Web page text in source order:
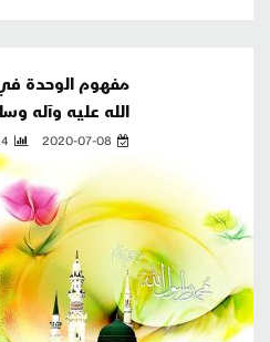
مفهوم الوحدة
الله عليه وآله
2020-07-08